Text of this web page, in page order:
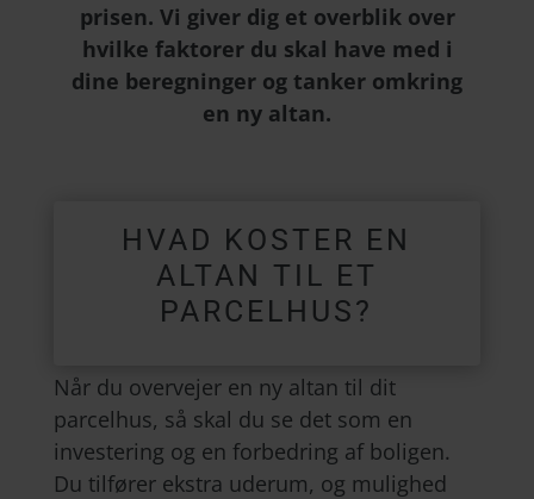
prisen. Vi giver dig et overblik over
hvilke faktorer du skal have med i
dine beregninger og tanker omkring
en ny altan.
HVAD KOSTER EN
ALTAN TIL ET
PARCELHUS?
Når du overvejer en ny altan til dit
parcelhus, så skal du se det som en
investering og en forbedring af boligen.
Du tilfører ekstra uderum, og mulighed